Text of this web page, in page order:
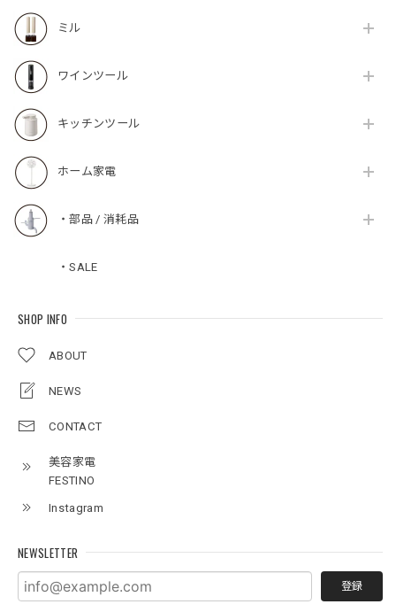
ミル
ワインツール
キッチンツール
ホーム家電
・部品 / 消耗品
・SALE
SHOP INFO
ABOUT
NEWS
CONTACT
美容家電
FESTINO
Instagram
NEWSLETTER
登録